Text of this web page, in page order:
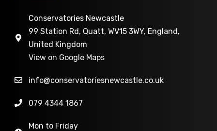
Conservatories Newcastle
99 Station Rd, Quatt, WV15 3WY, England,
United Kingdom
View on Google Maps
info@conservatoriesnewcastle.co.uk
079 4344 1867
Mon to Friday